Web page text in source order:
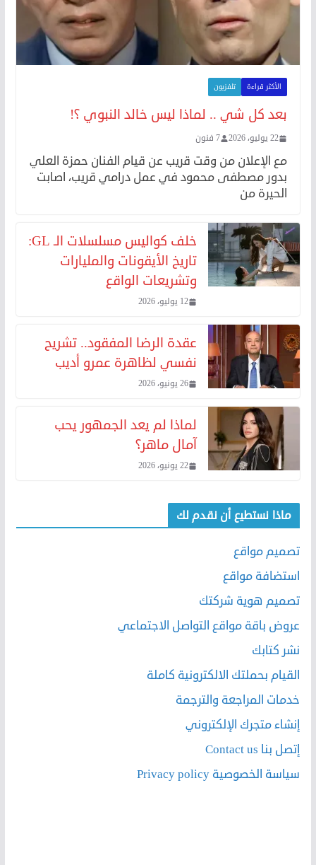
الأكثر قراءة تلفزيون
بعد كل شي .. لماذا ليس خالد النبوي ؟!
22 يوليو، 2026 7 فنون
مع الإعلان من وقت قريب عن قيام الفنان حمزة العلي
بدور مصطفى محمود في عمل درامي قريب، اصابت
الحيرة من
خلف كواليس مسلسلات الـ GL:
تاريخ الأيقونات والمليارات
وتشريعات الواقع
12 يوليو، 2026
عقدة الرضا المفقود.. تشريح
نفسي لظاهرة عمرو أديب
26 يونيو، 2026
لماذا لم يعد الجمهور يحب
آمال ماهر؟
22 يونيو، 2026
ماذا نستطيع أن نقدم لك
تصميم مواقع
استضافة مواقع
تصميم هوية شركتك
عروض باقة مواقع التواصل الاجتماعي
نشر كتابك
القيام بحملتك الالكترونية كاملة
خدمات المراجعة والترجمة
إنشاء متجرك الإلكتروني
إتصل بنا Contact us
سياسة الخصوصية Privacy policy